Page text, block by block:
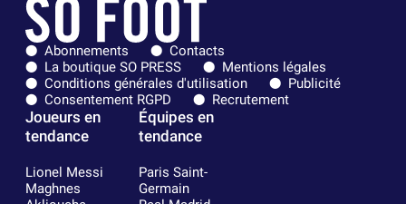
Abonnements
Contacts
La boutique SO PRESS
Mentions légales
Conditions générales d'utilisation
Publicité
Consentement RGPD
Recrutement
Joueurs en
tendance
Lionel Messi
Maghnes
Équipes en
tendance
Paris Saint-
Germain